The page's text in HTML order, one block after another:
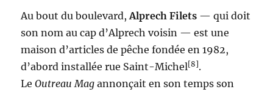
Au bout du boulevard,Alprech Filets — qui doit
son nom au cap d’Alprech voisin — est une
maison d’articles de pêche fondée en 1982,
d’abord installée rue Saint-Michel[8].
LeOutreau Mag annonçait en son temps son